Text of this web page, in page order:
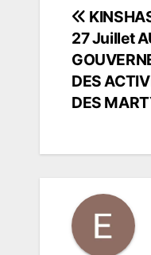
de
l’article
27 Juillet
DES
DES